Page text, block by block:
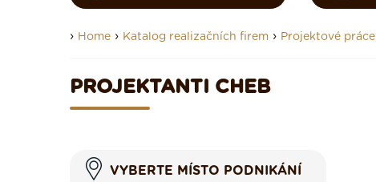
› Home › Katalog realizačních firem › Projektové práce
PROJEKTANTI CHEB
VYBERTE MÍSTO PODNIKÁNÍ